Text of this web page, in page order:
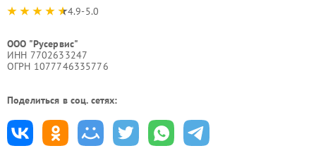
4.9-5.0
ООО "Русервис"
ИНН 7702633247
ОГРН 1077746335776
Поделиться в соц. сетях: